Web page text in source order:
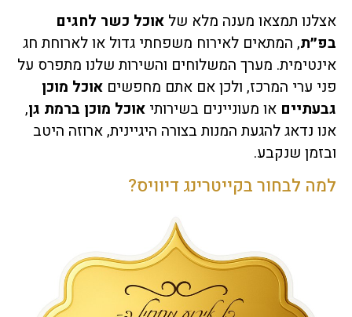
אצלנו תמצאו מענה מלא של אוכל כשר לחגים
בפ״ת, המתאים לאירוח משפחתי גדול או לארוחת חג
אינטימית. מערך המשלוחים והשירות שלנו מתפרס על
פני ערי המרכז, ולכן אם אתם מחפשים אוכל מוכן
גבעתיים או מעוניינים בשירותי אוכל מוכן ברמת גן,
אנו נדאג להגעת המנות בצורה היגיינית, ארוזה היטב
ובזמן שנקבע.
למה לבחור בקייטרינג דיוויס?